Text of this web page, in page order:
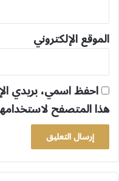
الموقع الإلكتروني
احفظ اسمي، بريدي
هذا المتصفح